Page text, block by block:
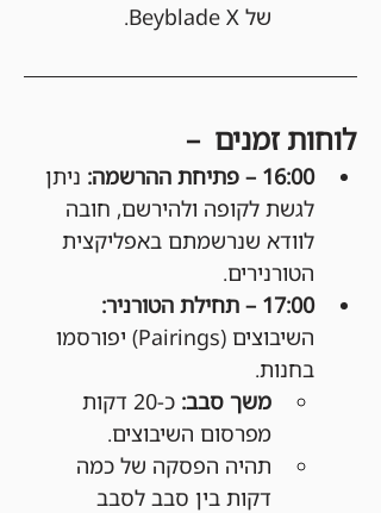
של Beyblade X.
לוחות זמנים  –
16:00 – פתיחת ההרשמה:
ניתן
לגשת לקופה ולהירשם, חובה
לוודא שנרשמתם באפליקצית
הטורנירים.
17:00 – תחילת הטורניר:
השיבוצים (Pairings) יפורסמו
בחנות.
משך סבב:
כ-20 דקות
מפרסום השיבוצים.
תהיה הפסקה של כמה
דקות בין סבב לסבב